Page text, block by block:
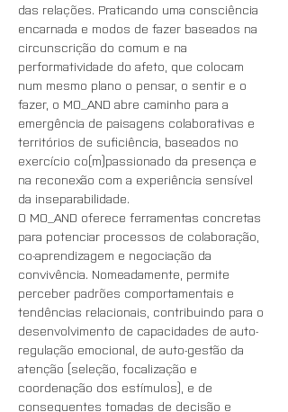
das relações. Praticando uma consciência
encarnada e modos de fazer baseados na
circunscrição do comum e na
performatividade do afeto, que colocam
num mesmo plano o pensar, o sentir e o
fazer, o MO_AND abre caminho para a
emergência de paisagens colaborativas e
territórios de suficiência, baseados no
exercício co(m)passionado da presença e
na reconexão com a experiência sensível
da inseparabilidade.
O MO_AND oferece ferramentas concretas
para potenciar processos de colaboração,
co-aprendizagem e negociação da
convivência. Nomeadamente, permite
perceber padrões comportamentais e
tendências relacionais, contribuindo para o
desenvolvimento de capacidades de auto-
regulação emocional, de auto-gestão da
atenção (seleção, focalização e
coordenação dos estímulos), e de
consequentes tomadas de decisão e